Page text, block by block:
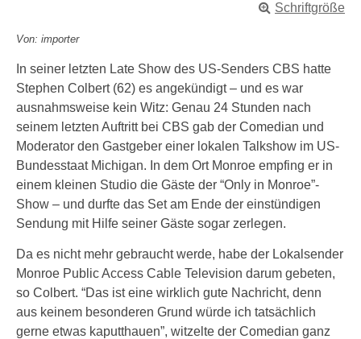
Schriftgröße
Von: importer
In seiner letzten Late Show des US-Senders CBS hatte
Stephen Colbert (62) es angekündigt – und es war
ausnahmsweise kein Witz: Genau 24 Stunden nach
seinem letzten Auftritt bei CBS gab der Comedian und
Moderator den Gastgeber einer lokalen Talkshow im US-
Bundesstaat Michigan. In dem Ort Monroe empfing er in
einem kleinen Studio die Gäste der “Only in Monroe”-
Show – und durfte das Set am Ende der einstündigen
Sendung mit Hilfe seiner Gäste sogar zerlegen.
Da es nicht mehr gebraucht werde, habe der Lokalsender
Monroe Public Access Cable Television darum gebeten,
so Colbert. “Das ist eine wirklich gute Nachricht, denn
aus keinem besonderen Grund würde ich tatsächlich
gerne etwas kaputthauen”, witzelte der Comedian ganz